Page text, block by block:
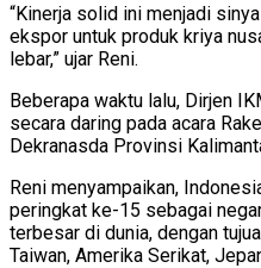
“Kinerja solid ini menjadi
ekspor untuk produk kriya
lebar,” ujar Reni.
Beberapa waktu lalu, Dirjen
secara daring pada acara
Dekranasda Provinsi
Reni menyampaikan,
peringkat ke-15 sebagai
terbesar di dunia, dengan
Taiwan, Amerika Serikat,